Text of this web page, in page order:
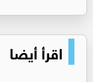
اقرأ أيضا